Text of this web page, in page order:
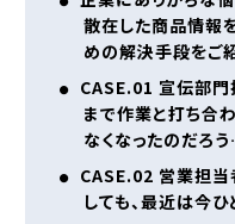
散在した商品情報
めの解決手段をご
CASE.01 宣伝部門
まで作業と打ち合
なくなったのだろう
CASE.02 営業担当
しても、最近は今